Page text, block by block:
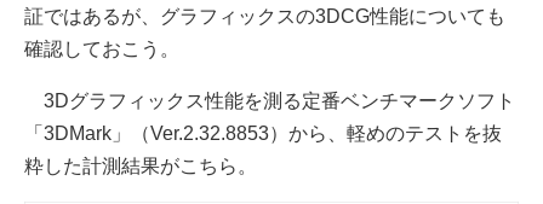
証ではあるが、グラフィックスの3DCG性能についても
確認しておこう。
3Dグラフィックス性能を測る定番ベンチマークソフト
「3DMark」（Ver.2.32.8853）から、軽めのテストを抜
粋した計測結果がこちら。